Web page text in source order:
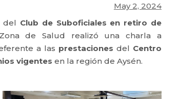
May 2, 2024
del Club de Suboficiales en retiro de
de Salud realizó una charla a
a las prestaciones del Centro
vigentes en la región de Aysén.